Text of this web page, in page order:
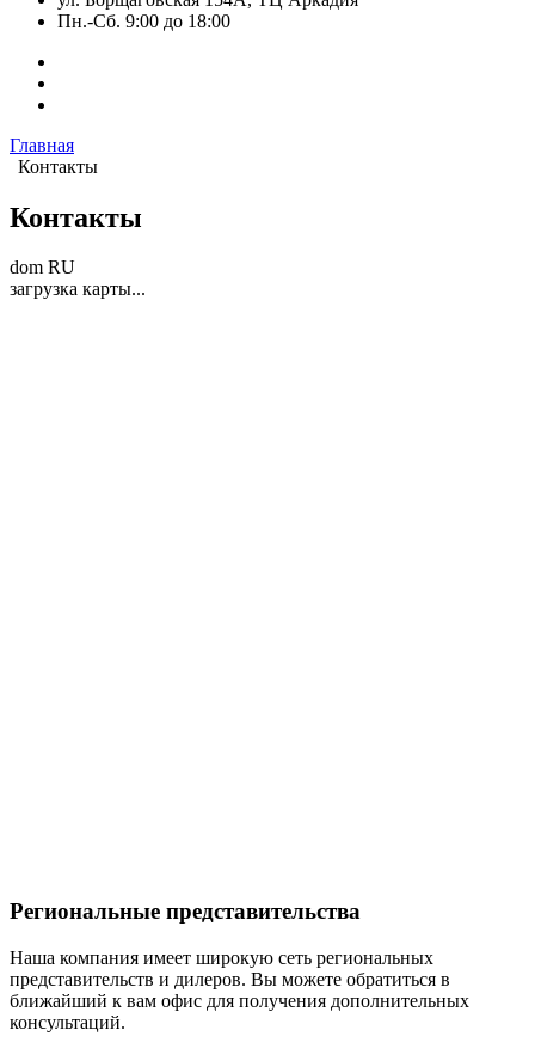
Пн.-Сб. 9:00 до 18:00
Главная
Контакты
Контакты
dom RU
загрузка карты...
Региональные представительства
Наша компания имеет широкую сеть региональных
представительств и дилеров. Вы можете обратиться в
ближайший к вам офис для получения дополнительных
консультаций.